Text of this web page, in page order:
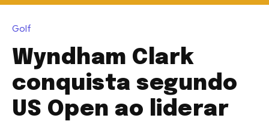
Golf
Wyndham Clark
conquista segundo
US Open ao liderar